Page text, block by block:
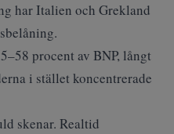
har Italien och Grekland
procent av BNP, långt
i stället koncentrerade
skenar. Realtid